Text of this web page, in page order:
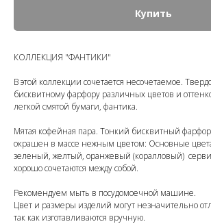
Купить
КОЛЛЕКЦИЯ "ФАНТИКИ"
В этой коллекции сочетается несочетаемое.
бисквитному фарфору различных цветов и
легкой смятой бумаги, фантика.
Мятая кофейная пара. Тонкий бисквитный
окрашен в массе нежным цветом: Основные
зеленый, желтый, оранжевый (коралловый)
хорошо сочетаются между собой.
Рекомендуем мыть в посудомоечной машине.
Цвет и размеры изделий могут незначительно
так как изготавливаются вручную.